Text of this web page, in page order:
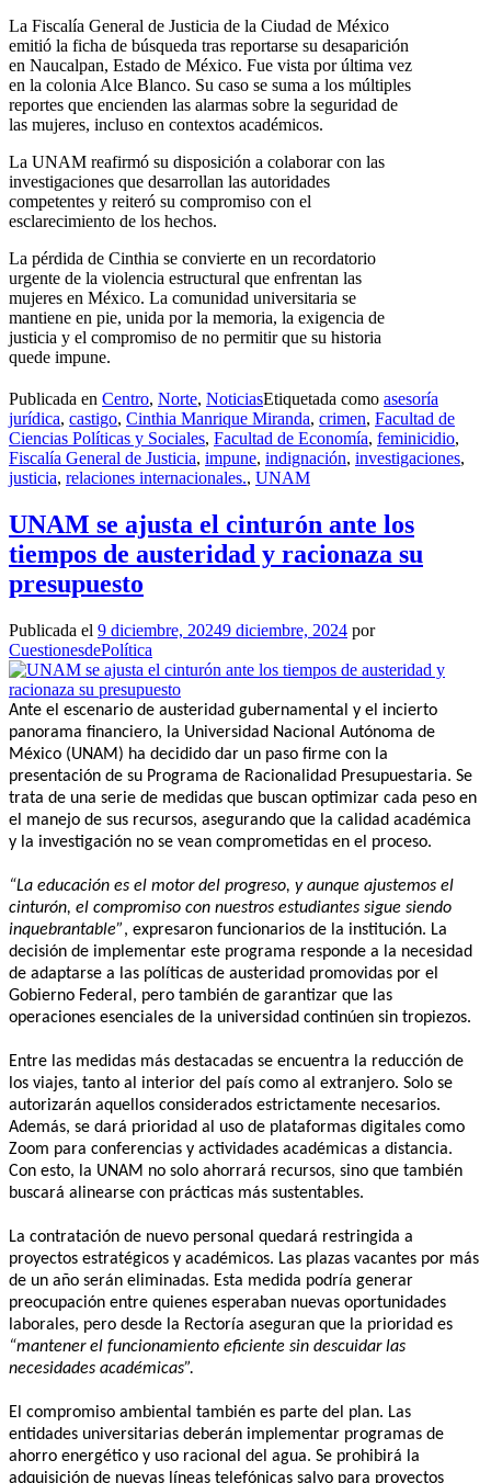
La Fiscalía General de Justicia de la Ciudad de México
emitió la ficha de búsqueda tras reportarse su desaparición
en Naucalpan, Estado de México. Fue vista por última vez
en la colonia Alce Blanco. Su caso se suma a los múltiples
reportes que encienden las alarmas sobre la seguridad de
las mujeres, incluso en contextos académicos.
La UNAM reafirmó su disposición a colaborar con las
investigaciones que desarrollan las autoridades
competentes y reiteró su compromiso con el
esclarecimiento de los hechos.
La pérdida de Cinthia se convierte en un recordatorio
urgente de la violencia estructural que enfrentan las
mujeres en México. La comunidad universitaria se
mantiene en pie, unida por la memoria, la exigencia de
justicia y el compromiso de no permitir que su historia
quede impune.
Publicada en Centro, Norte, NoticiasEtiquetada como asesoría
jurídica, castigo, Cinthia Manrique Miranda, crimen, Facultad de
Ciencias Políticas y Sociales, Facultad de Economía, feminicidio,
Fiscalía General de Justicia, impune, indignación, investigaciones,
justicia, relaciones internacionales., UNAM
UNAM se ajusta el cinturón ante los
tiempos de austeridad y racionaza su
presupuesto
Publicada el 9 diciembre, 20249 diciembre, 2024 por
CuestionesdePolítica
Ante el escenario de austeridad gubernamental y el incierto
panorama financiero, la Universidad Nacional Autónoma de
México (UNAM) ha decidido dar un paso firme con la
presentación de su Programa de Racionalidad Presupuestaria. Se
trata de una serie de medidas que buscan optimizar cada peso en
el manejo de sus recursos, asegurando que la calidad académica
y la investigación no se vean comprometidas en el proceso.
“La educación es el motor del progreso, y aunque ajustemos el
cinturón, el compromiso con nuestros estudiantes sigue siendo
inquebrantable”, expresaron funcionarios de la institución. La
decisión de implementar este programa responde a la necesidad
de adaptarse a las políticas de austeridad promovidas por el
Gobierno Federal, pero también de garantizar que las
operaciones esenciales de la universidad continúen sin tropiezos.
Entre las medidas más destacadas se encuentra la reducción de
los viajes, tanto al interior del país como al extranjero. Solo se
autorizarán aquellos considerados estrictamente necesarios.
Además, se dará prioridad al uso de plataformas digitales como
Zoom para conferencias y actividades académicas a distancia.
Con esto, la UNAM no solo ahorrará recursos, sino que también
buscará alinearse con prácticas más sustentables.
La contratación de nuevo personal quedará restringida a
proyectos estratégicos y académicos. Las plazas vacantes por más
de un año serán eliminadas. Esta medida podría generar
preocupación entre quienes esperaban nuevas oportunidades
laborales, pero desde la Rectoría aseguran que la prioridad es
“mantener el funcionamiento eficiente sin descuidar las
necesidades académicas”.
El compromiso ambiental también es parte del plan. Las
entidades universitarias deberán implementar programas de
ahorro energético y uso racional del agua. Se prohibirá la
adquisición de nuevas líneas telefónicas salvo para proyectos